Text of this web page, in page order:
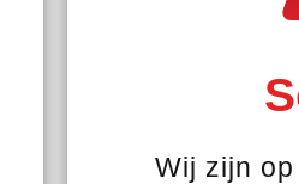
Wij zijn